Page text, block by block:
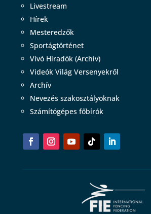
Livestream
Hírek
Mesteredzők
Sportágtörténet
Vívó Híradók (Archív)
Videók Világ Versenyekről
Archív
Nevezés szakosztályoknak
Számítógépes főbírók